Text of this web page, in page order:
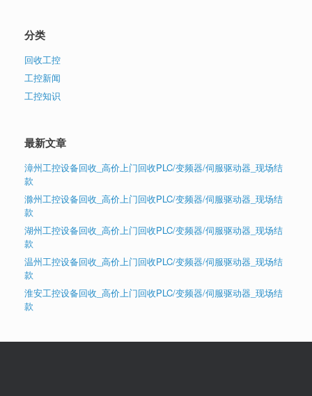
分类
回收工控
工控新闻
工控知识
最新文章
漳州工控设备回收_高价上门回收PLC/变频器/伺服驱动器_现场结
款
滁州工控设备回收_高价上门回收PLC/变频器/伺服驱动器_现场结
款
湖州工控设备回收_高价上门回收PLC/变频器/伺服驱动器_现场结
款
温州工控设备回收_高价上门回收PLC/变频器/伺服驱动器_现场结
款
淮安工控设备回收_高价上门回收PLC/变频器/伺服驱动器_现场结
款